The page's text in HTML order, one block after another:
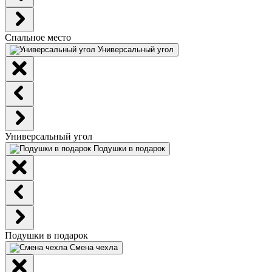
Спальное место
Универсальный угол
Универсальный угол
Подушки в подарок
Подушки в подарок
Смена чехла